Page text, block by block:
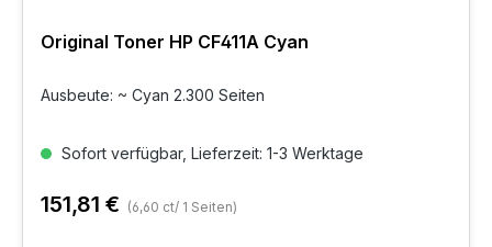
Original Toner HP CF411A Cyan
Ausbeute: ~ Cyan 2.300 Seiten
Sofort verfügbar, Lieferzeit: 1-3 Werktage
151,81 € (6,60 ct/ 1 Seiten)